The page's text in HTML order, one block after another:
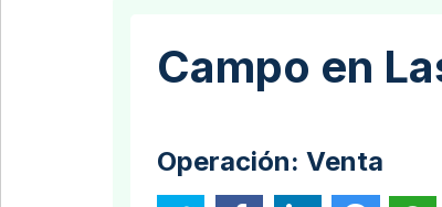
Campo en
Operación: Venta